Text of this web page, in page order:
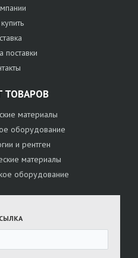
поставки
ТОВАРОВ
материалы
оборудование
и рентген
материалы
оборудование